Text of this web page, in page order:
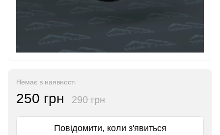
Немає в наявності
250 грн 290 грн
Повідомити, коли з'явиться